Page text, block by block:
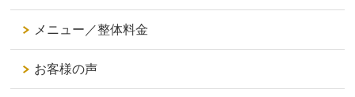
メニュー／整体料金
お客様の声